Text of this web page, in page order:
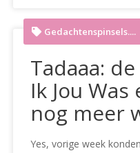
Gedachtenspinsels....
Tadaaa:
Ik Jou
nog meer
Yes, vorige week